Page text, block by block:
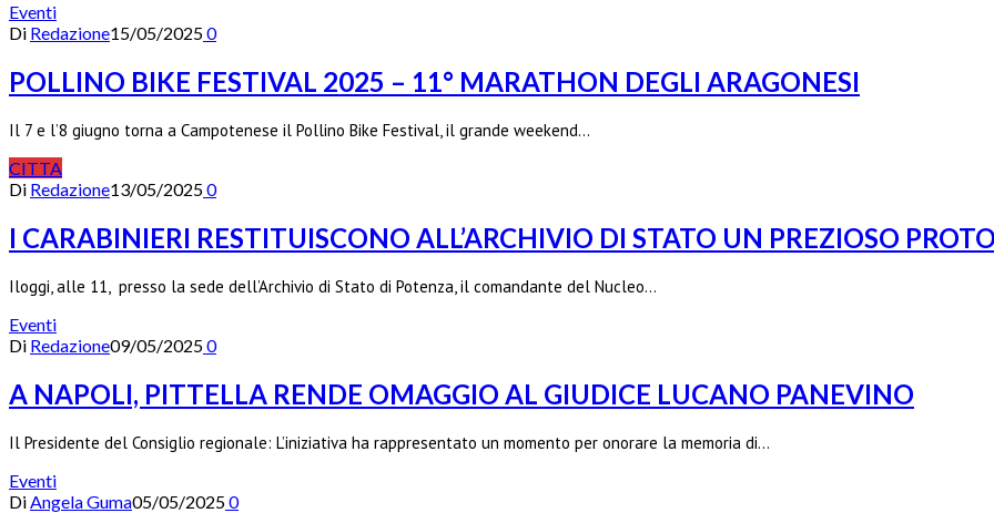
Eventi
Di Redazione15/05/20250
POLLINO BIKE FESTIVAL 2025 – 11° MARATHON DEGLI ARAGONESI
Il 7 e l’8 giugno torna a Campotenese il Pollino Bike Festival, il grande weekend…
CITTA
Di Redazione13/05/20250
I CARABINIERI RESTITUISCONO ALL’ARCHIVIO DI STATO UN PREZIOSO
Iloggi, alle 11, presso la sede dell’Archivio di Stato di Potenza, il comandante del Nucleo…
Eventi
Di Redazione09/05/20250
A NAPOLI, PITTELLA RENDE OMAGGIO AL GIUDICE LUCANO PANEVINO
Il Presidente del Consiglio regionale: L’iniziativa ha rappresentato un momento per onorare la memoria di…
Eventi
Di Angela Guma05/05/20250